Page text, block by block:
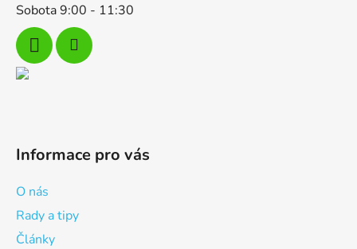
Sobota 9:00 - 11:30
Informace pro vás
O nás
Rady a tipy
Články